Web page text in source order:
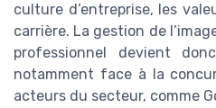
culture d’entreprise, les
carrière. La gestion de
professionnel devient
notamment face à la
acteurs du secteur, comme